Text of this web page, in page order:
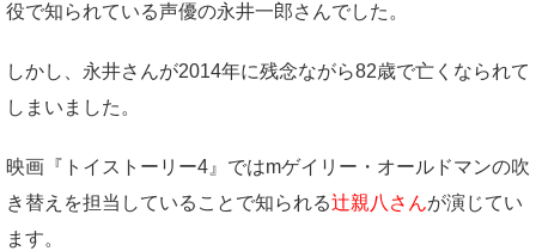
役で知られている声優の永井一郎さんでした。
しかし、永井さんが2014年に残念ながら82歳で亡くなられて
しまいました。
映画『トイストーリー4』ではmゲイリー・オールドマンの吹
き替えを担当していることで知られる辻親八さんが演じてい
ます。